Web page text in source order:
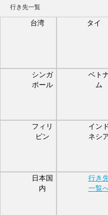
行き先一覧
台湾 タイ
シンガ
ポール
ベト
ム
フィリ
ピン
インド
ネシ
日本国
内
行き
一覧